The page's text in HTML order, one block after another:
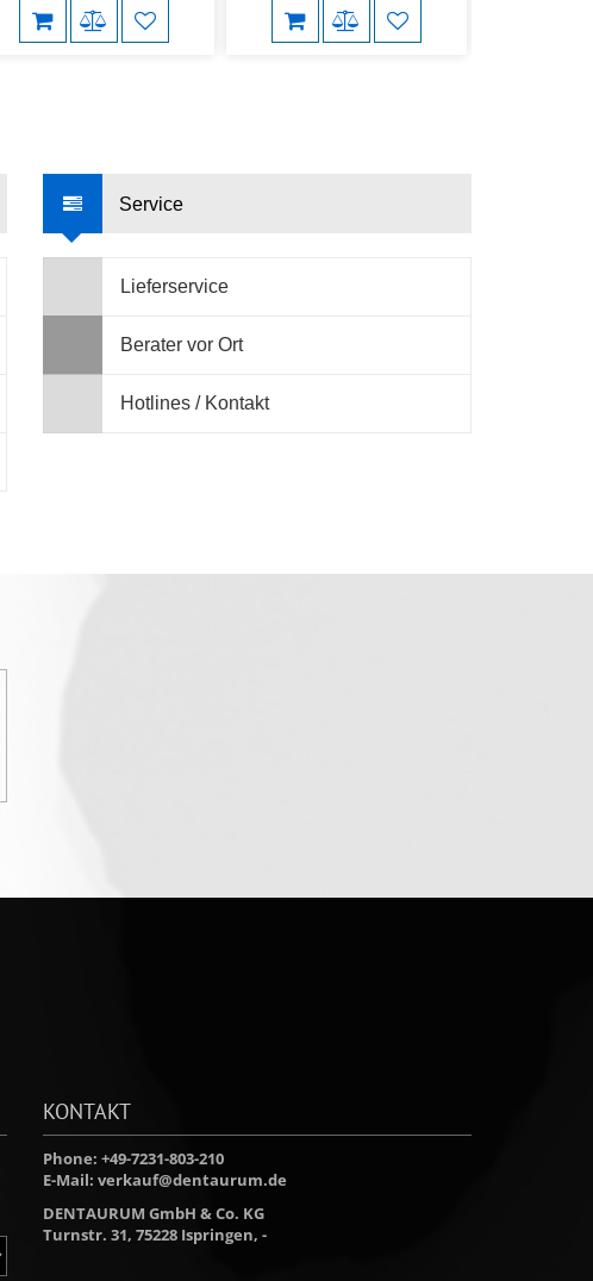
Service
Lieferservice
Berater vor Ort
Hotlines / Kontakt
KONTAKT
Phone: +49-7231-803-210
E-Mail: verkauf@dentaurum.de
DENTAURUM GmbH & Co. KG
Turnstr. 31, 75228 Ispringen, -